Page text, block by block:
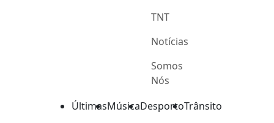
TNT
Notícias
Somos
Nós
ÚltimasMúsicaDesportoTrânsito